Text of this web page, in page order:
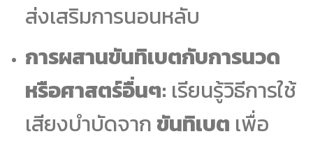
ส่งเสริมการนอนหลับ
การผสานขันทิเบตกับการนวด
หรือศาสตร์อื่นๆ: เรียนรู้วิธีการใช้
เสียงบำบัดจากขันทิเบต เพื่อ